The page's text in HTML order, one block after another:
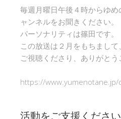
毎週月曜日午後４時からゆ
ャンネルをお聞きください。
パーソナリティは篠田です。
この放送は２月をもちまして
ご視聴くださり、ありがとう
https://
活動をご支援ください